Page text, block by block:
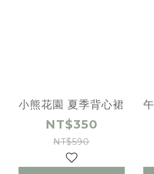
小熊花園 夏季背心裙
NT$350
NT$590